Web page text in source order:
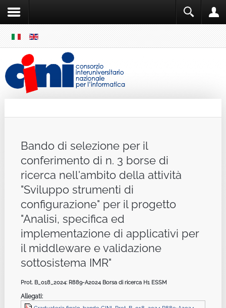
MENU
Bando di selezione per il
conferimento di n. 3 borse di
ricerca nell'ambito della attività
"Sviluppo strumenti di
configurazione" per il progetto
"Analisi, specifica ed
implementazione di applicativi per
il middleware e validazione
sottosistema IMR"
Prot. B_018_2024: R889-A2024 Borsa di ricerca H1 ESSM
Allegati: